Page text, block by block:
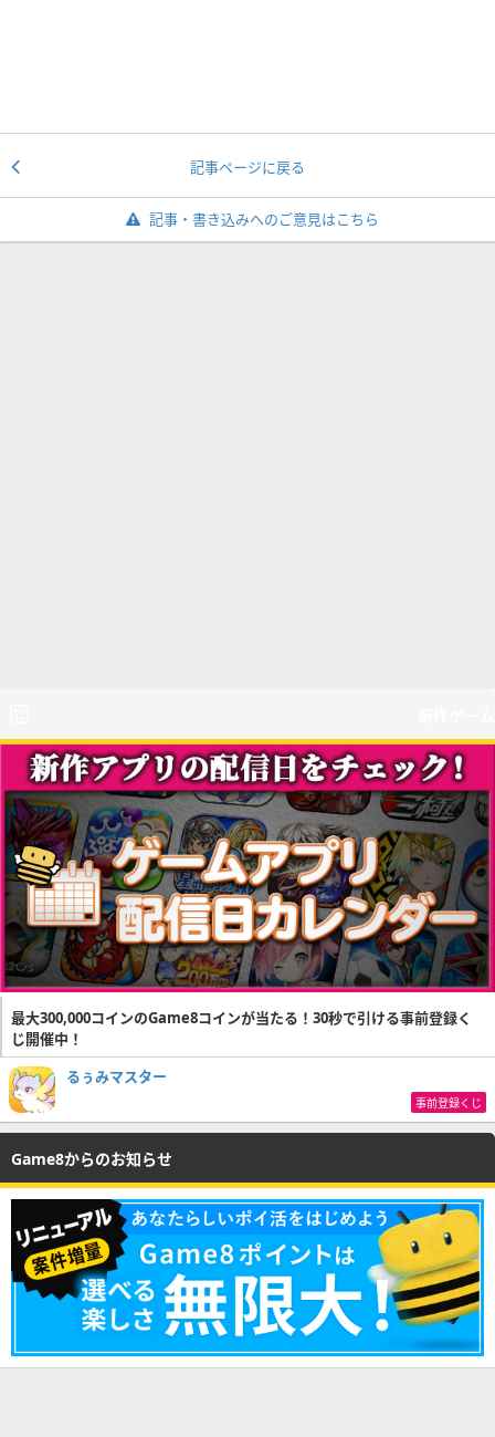
記事ページに戻る
記事・書き込みへのご意見はこちら
最大300,000コインのGame8コインが当たる！30秒で引ける事前登録く
じ開催中！
るぅみマスター
事前登録くじ
Game8からのお知らせ